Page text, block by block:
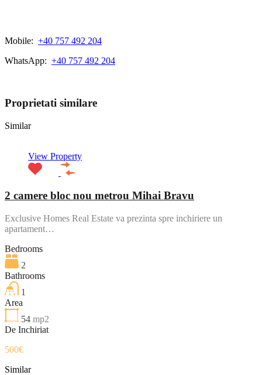
Mobile: +40 757 492 204
WhatsApp: +40 757 492 204
Proprietati similare
Similar
View Property
2 camere bloc nou metrou Mihai Bravu
Exclusive Homes Real Estate va prezinta spre inchiriere un
apartament…
Bedrooms
2
Bathrooms
1
Area
54 mp2
De Inchiriat
500€
Similar